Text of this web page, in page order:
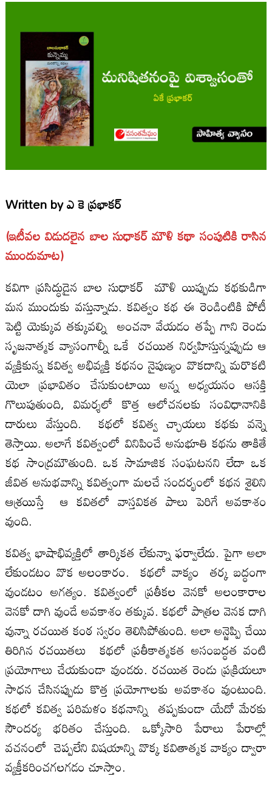
Written byఎ కె ప్రభాకర్
(ఇటీవల విడుదలైన బాల సుధాకర్ మౌళి కథా సంపుటికి రాసిన
ముందుమాట)
కవిగా ప్రసిద్ధుడైన బాల సుధాకర్ మౌళి యిప్పుడు కథకుడిగా
మన ముందుకు వస్తున్నాడు. కవిత్వం కథ ఈ రెండింటికి పోటీ
పెట్టి యెక్కువ తక్కువల్ని అంచనా వేయడం తప్పే గాని రెండు
సృజనాత్మక వ్యాసంగాల్నీ ఒకే రచయిత నిర్వహిస్తున్నప్పుడు ఆ
వ్యక్తికున్న కవిత్వ అభివ్యక్తి కథనం నైపుణ్యం వొకదాన్ని మరొకటి
యెలా ప్రభావితం చేసుకుంటాయి అన్న అధ్యయనం ఆసక్తి
గొలుపుతుంది, విమర్శలో కొత్త ఆలోచనలకు సంవిధానానికి
దారులు వేస్తుంది. కథలో కవిత్వ చ్ఛాయలు కథకు వన్నె
తెస్తాయి. అలాగే కవిత్వంలో వినిపించే అనుభూతి కథను తాకితే
కథ సాంద్రమౌతుంది. ఒక సామాజిక సంఘటనని లేదా ఒక
జీవిత అనుభవాన్ని కవిత్వంగా మలచే సందర్భంలో కథన శైలిని
ఆశ్రయిస్తే ఆ కవితలో వాస్తవికత పాలు పెరిగే అవకాశం
వుంది.
కవిత్వ భాషాభివ్యక్తిలో తార్కికత లేకున్నా ఫర్వాలేదు. పైగా అలా
లేకుండటం వొక అలంకారం. కథలో వాక్యం తర్క బద్ధంగా
వుండటం అగత్యం. కవిత్వంలో ప్రతీకల వెనకో అలంకారాల
వెనకో దాగి వుండే అవకాశం తక్కువ. కథలో పాత్రల వెనక దాగి
వున్నా రచయిత కంఠ స్వరం తెలిసిపోతుంది. అలా అన్జెప్పి చేయి
తిరిగిన రచయితలు కథలో ప్రతీకాత్మకత అసంబద్ధత వంటి
ప్రయోగాలు చేయకుండా వుండరు. రచయిత రెండు ప్రక్రియలూ
సాధన చేసినప్పుడు కొత్త ప్రయోగాలకు అవకాశం వుంటుంది.
కథలో కవిత్వ పరిమళం కథనాన్ని తప్పకుండా యేదో మేరకు
సౌందర్య భరితం చేస్తుంది. ఒక్కోసారి పేరాలు పేరాల్లో
వచనంలో చెప్పలేని విషయాన్ని వొక్క కవితాత్మక వాక్యం ద్వారా
వ్యక్తీకరించగలగడం చూస్తాం.